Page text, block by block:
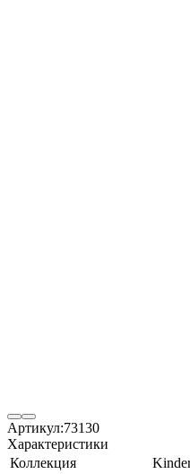
Артикул:73130
Характеристики
Коллекция